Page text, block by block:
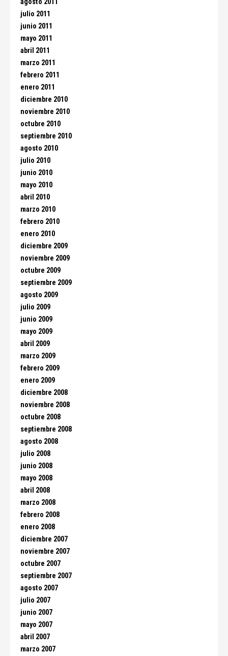
agosto 2011
julio 2011
junio 2011
mayo 2011
abril 2011
marzo 2011
febrero 2011
enero 2011
diciembre 2010
noviembre 2010
octubre 2010
septiembre 2010
agosto 2010
julio 2010
junio 2010
mayo 2010
abril 2010
marzo 2010
febrero 2010
enero 2010
diciembre 2009
noviembre 2009
octubre 2009
septiembre 2009
agosto 2009
julio 2009
junio 2009
mayo 2009
abril 2009
marzo 2009
febrero 2009
enero 2009
diciembre 2008
noviembre 2008
octubre 2008
septiembre 2008
agosto 2008
julio 2008
junio 2008
mayo 2008
abril 2008
marzo 2008
febrero 2008
enero 2008
diciembre 2007
noviembre 2007
octubre 2007
septiembre 2007
agosto 2007
julio 2007
junio 2007
mayo 2007
abril 2007
marzo 2007